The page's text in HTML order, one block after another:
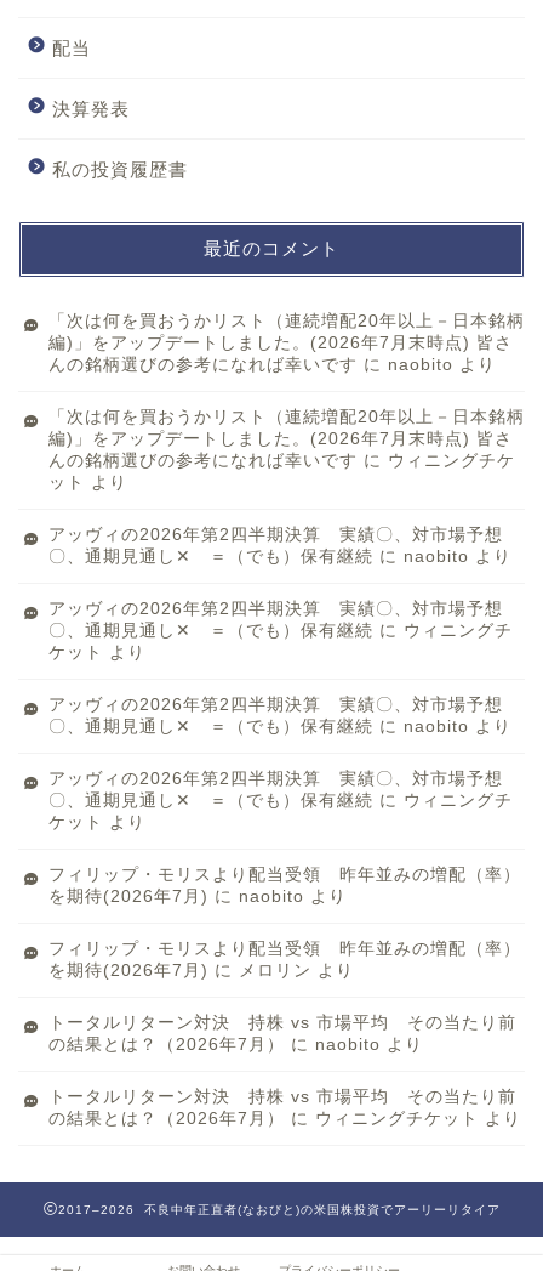
配当
決算発表
私の投資履歴書
最近のコメント
「次は何を買おうかリスト（連続増配20年以上－日本銘柄
編)」をアップデートしました。(2026年7月末時点) 皆さ
んの銘柄選びの参考になれば幸いです に naobito より
「次は何を買おうかリスト（連続増配20年以上－日本銘柄
編)」をアップデートしました。(2026年7月末時点) 皆さ
んの銘柄選びの参考になれば幸いです に ウィニングチケ
ット
より
アッヴィの2026年第2四半期決算 実績〇、対市場予想
〇、通期見通し✕ ＝（でも）保有継続 に naobito より
アッヴィの2026年第2四半期決算 実績〇、対市場予想
〇、通期見通し✕ ＝（でも）保有継続 に ウィニングチ
ケット
より
アッヴィの2026年第2四半期決算 実績〇、対市場予想
〇、通期見通し✕ ＝（でも）保有継続 に naobito より
アッヴィの2026年第2四半期決算 実績〇、対市場予想
〇、通期見通し✕ ＝（でも）保有継続 に ウィニングチ
ケット
より
フィリップ・モリスより配当受領 昨年並みの増配（率）
を期待(2026年7月) に naobito より
フィリップ・モリスより配当受領 昨年並みの増配（率）
を期待(2026年7月) に メロリン より
トータルリターン対決 持株 vs 市場平均 その当たり前
の結果とは？（2026年7月）
に naobito より
トータルリターン対決 持株 vs 市場平均 その当たり前
の結果とは？（2026年7月）
に ウィニングチケット より
2017–2026 不良中年正直者(なおびと)の米国株投資でアーリーリタイア